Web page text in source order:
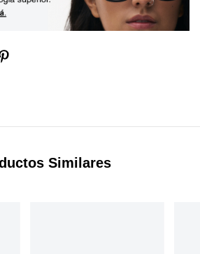
Similares